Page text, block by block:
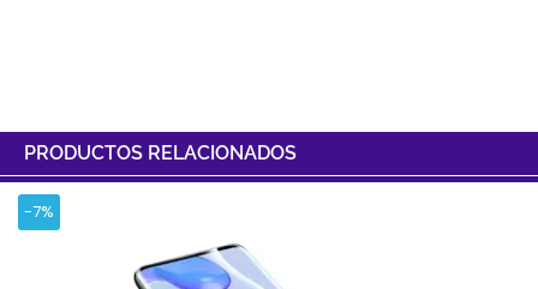
PRODUCTOS RELACIONADOS
-7%